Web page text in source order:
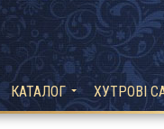
КАТАЛОГ ХУТРОВІ